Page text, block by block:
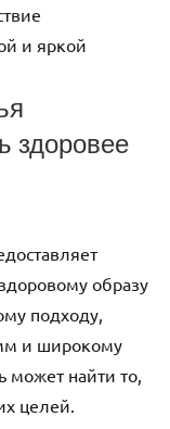
и яркой
здоровее
образу
подходу,
и широкому
может найти то,
целей.